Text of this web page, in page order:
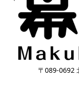
〒089-0692